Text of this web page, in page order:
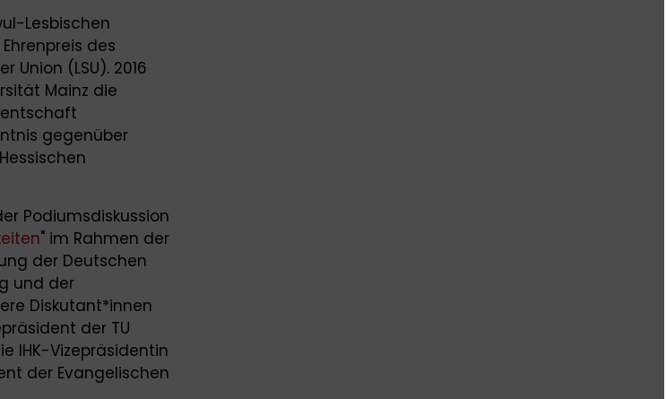
Lesbischen
des
Union (LSU). 2016
Mainz die
gegenüber
Podiumsdiskussion
" im Rahmen der
der Deutschen
und der
Diskutant*innen
der TU
IHK-Vizepräsidentin
der Evangelischen